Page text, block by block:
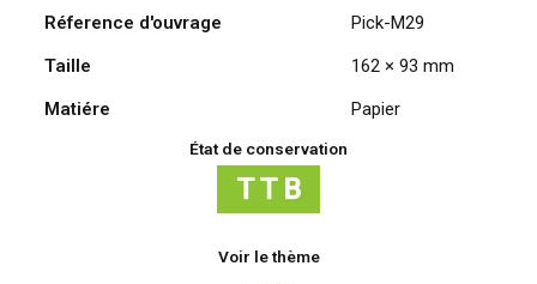
(1945)
Réference d'ouvrage
Pick-M29
Taille
162 × 93 mm
Matiére
Papier
État de conservation
Voir le thème